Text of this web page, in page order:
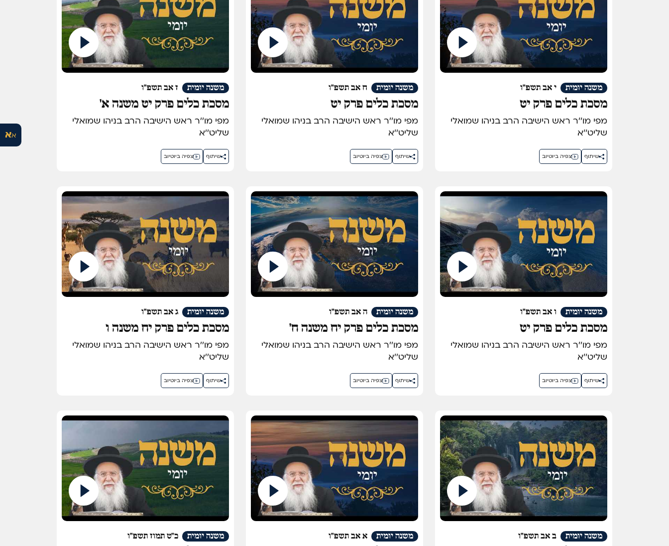
אא
י אב תשפ"ו משנה יומית
מסכת כלים פרק יט
מפי מו''ר ראש הישיבה הרב בניהו שמואלי
שליט''א
צפיה ביוטיוב שיתוף
ח אב תשפ"ו משנה יומית
מסכת כלים פרק יט
מפי מו''ר ראש הישיבה הרב בניהו שמואלי
שליט''א
צפיה ביוטיוב שיתוף
ז אב תשפ"ו משנה יומית
מסכת כלים פרק יט משנה א'
מפי מו''ר ראש הישיבה הרב בניהו שמואלי
שליט''א
צפיה ביוטיוב שיתוף
ו אב תשפ"ו משנה יומית
מסכת כלים פרק יט
מפי מו''ר ראש הישיבה הרב בניהו שמואלי
שליט''א
צפיה ביוטיוב שיתוף
ה אב תשפ"ו משנה יומית
מסכת כלים פרק יח משנה ח'
מפי מו''ר ראש הישיבה הרב בניהו שמואלי
שליט''א
צפיה ביוטיוב שיתוף
ג אב תשפ"ו משנה יומית
מסכת כלים פרק יח משנה ו
מפי מו''ר ראש הישיבה הרב בניהו שמואלי
שליט''א
צפיה ביוטיוב שיתוף
ב אב תשפ"ו משנה יומית א אב תשפ"ו משנה יומית כ"ט תמוז תשפ"ו משנה יומית